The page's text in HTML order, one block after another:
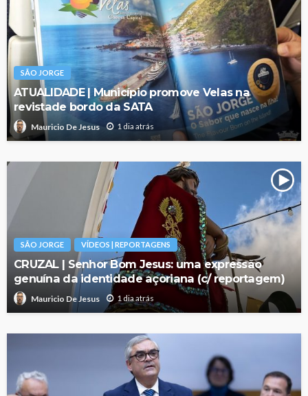
SÃO JORGE
ATUALIDADE | Município promove Velas na
revistade bordo da SATA
Mauricio De Jesus 1 dia atrás
SÃO JORGE VÍDEOS | REPORTAGENS
CRUZAL | Senhor Bom Jesus: uma expressão
genuína da identidade açoriana (c/ reportagem)
Mauricio De Jesus 1 dia atrás